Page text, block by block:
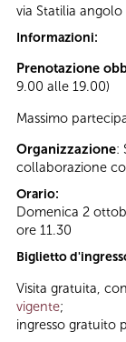
via Statilia
Informazioni:
Prenotazione
9.00 alle 19.00)
Massimo
Organizzazione:
collaborazione
Orario:
Domenica 2
ore 11.30
Biglietto
Visita gratuita,
vigente;
ingresso gratuito